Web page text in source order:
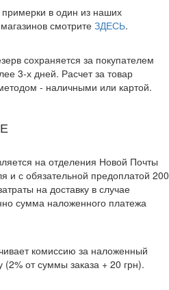
в один из наших
смотрите ЗДЕСЬ.
сохраняется за покупателем
3-х дней. Расчет за товар
- наличными или картой.
на отделения Новой Почты
и с обязательной предоплатой 200
на доставку в случае
сумма наложенного платежа
комиссию за наложенный
(2% от суммы заказа + 20 грн).